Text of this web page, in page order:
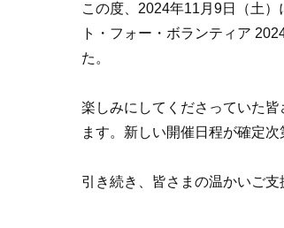
この度、2024年11月9日（土
ト・フォー・ボランティア
た。
楽しみにしてくださっていた
ます。新しい開催日程が確定
引き続き、皆さまの温かいご支